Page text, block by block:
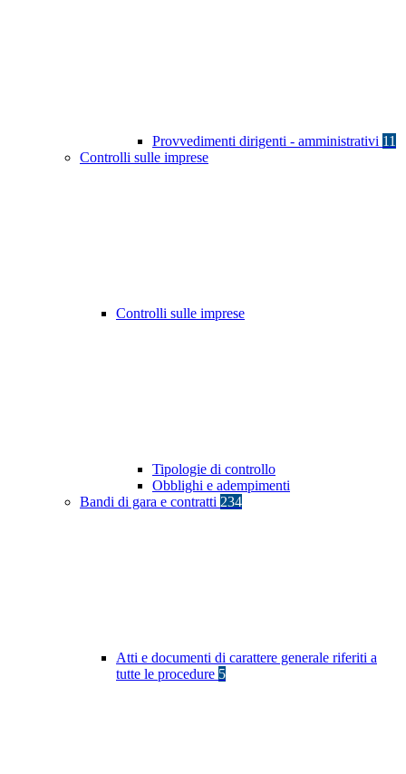
Provvedimenti dirigenti - amministrativi 11
Controlli sulle imprese
Controlli sulle imprese
Tipologie di controllo
Obblighi e adempimenti
Bandi di gara e contratti 234
Atti e documenti di carattere generale riferiti a
tutte le procedure 5